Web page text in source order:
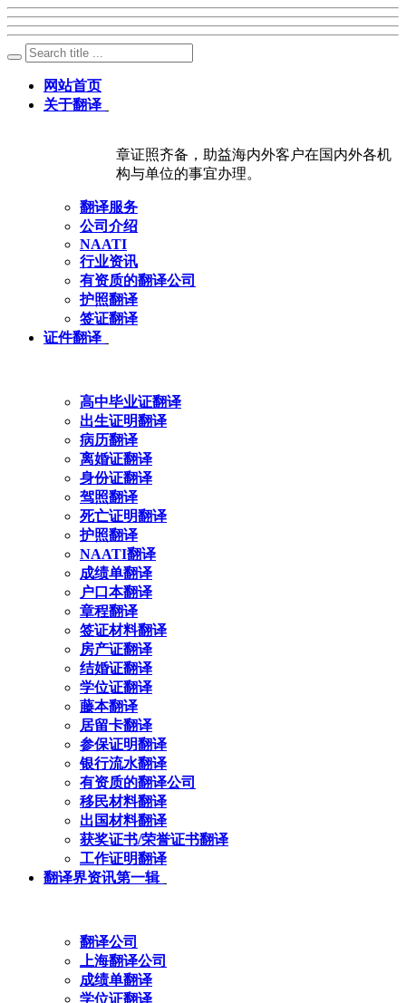
网站首页
关于翻译
章证照齐备，助益海内外客户在国内外各机
构与单位的事宜办理。
翻译服务
公司介绍
NAATI
行业资讯
有资质的翻译公司
护照翻译
签证翻译
证件翻译
高中毕业证翻译
出生证明翻译
病历翻译
离婚证翻译
身份证翻译
驾照翻译
死亡证明翻译
护照翻译
NAATI翻译
成绩单翻译
户口本翻译
章程翻译
签证材料翻译
房产证翻译
结婚证翻译
学位证翻译
藤本翻译
居留卡翻译
参保证明翻译
银行流水翻译
有资质的翻译公司
移民材料翻译
出国材料翻译
获奖证书/荣誉证书翻译
工作证明翻译
翻译界资讯第一辑
翻译公司
上海翻译公司
成绩单翻译
学位证翻译